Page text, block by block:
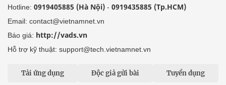
Hotline: 0919405885 (Hà Nội) - 0919435885 (Tp.HCM)
Email: contact@vietnamnet.vn
Báo giá: http://vads.vn
Hỗ trợ kỹ thuật: support@tech.vietnamnet.vn
Tải ứng dụng Độc giả gửi bài Tuyển dụng